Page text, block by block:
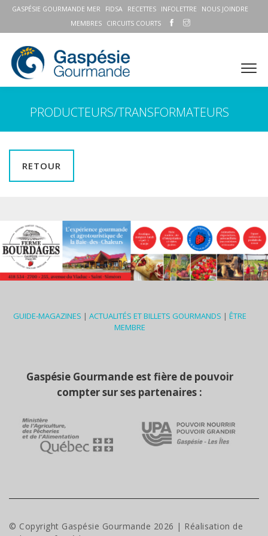
GASPÉSIE GOURMANDE MER FIDSA RECETTES INFOLETTRE
NOUS JOINDRE
MEMBRES
CIRCUITS COURTS
PRODUCTEURS/TRANSFORMATEURS
RETOUR
GUIDE-MAGAZINES | ACTUALITÉS ET BILLETS GOURMANDS | ÊTRE
MEMBRE
Gaspésie Gourmande est fière de pouvoir
compter sur ses partenaires :
© Copyright Gaspésie Gourmande 2026 | Réalisation de